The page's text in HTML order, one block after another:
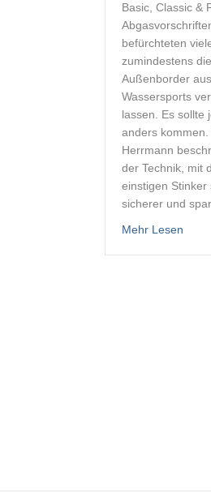
Basic, Classic &
befürchteten
zumindestens
Außenborder
Wassersports
lassen. Es sollte
anders kommen.
Herrmann
der Technik, mit
einstigen Stinker
sicherer und
Mehr Lesen